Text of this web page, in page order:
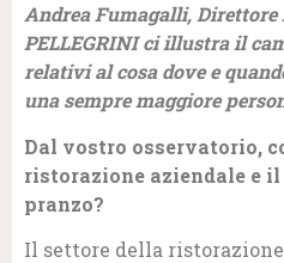
Andrea Fumagalli, Direttore
PELLEGRINI ci illustra il
relativi al cosa dove e
una sempre maggiore
Dal vostro osservatorio,
ristorazione aziendale e
pranzo?
Il settore della